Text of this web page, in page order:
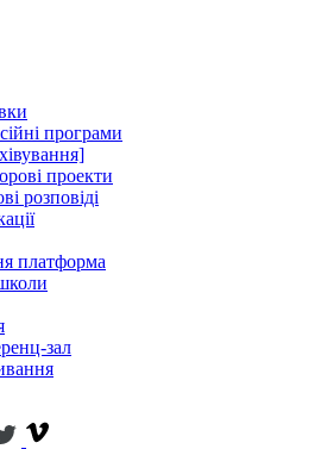
програми
проекти
розповіді
платформа
зал